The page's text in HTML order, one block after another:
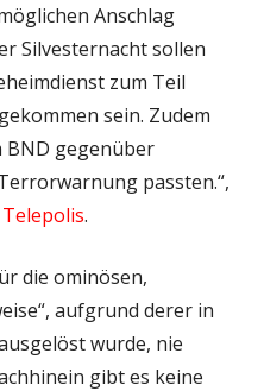
Anschlag
Silvesternacht sollen
zum Teil
gekommen sein. Zudem
BND gegenüber
passten.“,
.
die ominösen,
aufgrund derer in
wurde, nie
gibt es keine